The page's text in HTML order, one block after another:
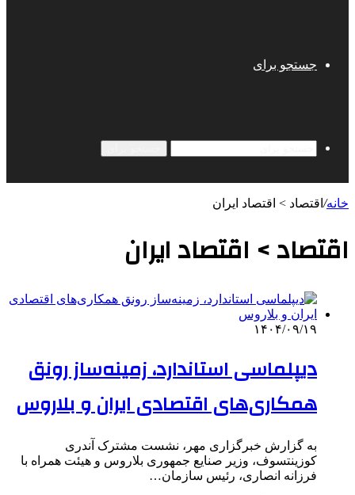
جستجو برای
خانه/ اقتصاد > اقتصاد ایران
اقتصاد > اقتصاد ایران
۱۴۰۴/۰۹/۱۹
دیپلماسی استاندارد، زمینه‌ساز رونق
همکاری‌های اقتصادی ایران و بلاروس
به گزارش خبرگزاری مهر، نشست مشترک آندری
کوزینتسوف، وزیر صنایع جمهوری بلاروس و هیئت همراه با
فرزانه انصاری، رئیس سازمان…